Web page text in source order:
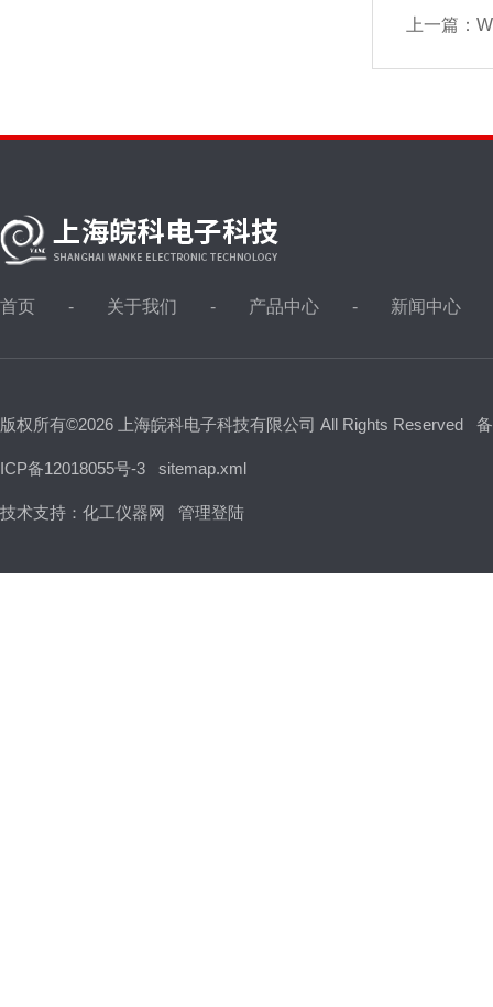
上一篇：
首页 关于我们 产品中心 新闻中心
版权所有©2026 上海皖科电子科技有限公司 All Rights Reserved
ICP备12018055号-3 sitemap.xml
技术支持： 化工仪器网 管理登陆